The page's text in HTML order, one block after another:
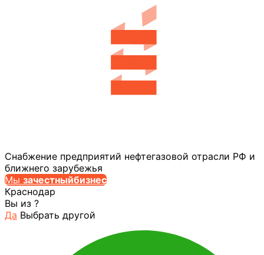
Снабжение предприятий нефтегазовой отрасли РФ и
ближнего зарубежья
Мы зачестныйбизнес
Краснодар
Вы из ?
Да Выбрать другой